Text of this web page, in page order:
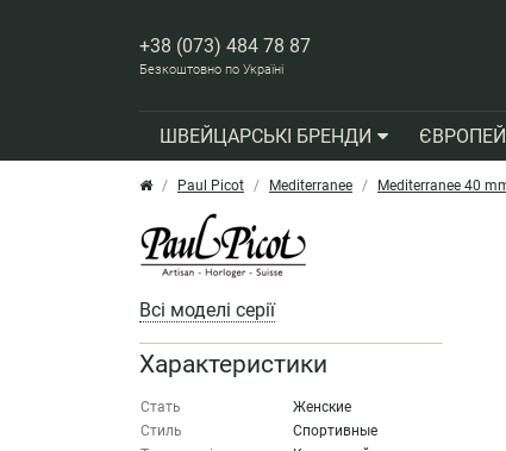
+38 (073) 484 78 87
Безкоштовно по Україні
ШВЕЙЦАРСЬКІ БРЕНДИ
Paul Picot Mediterranee Mediterranee 40
Всі моделі серії
Характеристики
Стать
Женские
Стиль
Спортивные